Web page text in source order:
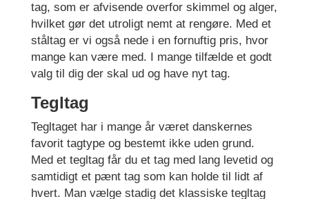
tag, som er afvisende overfor skimmel og alger,
hvilket gør det utroligt nemt at rengøre. Med et
ståltag er vi også nede i en fornuftig pris, hvor
mange kan være med. I mange tilfælde et godt
valg til dig der skal ud og have nyt tag.
Tegltag
Tegltaget har i mange år været danskernes
favorit tagtype og bestemt ikke uden grund.
Med et tegltag får du et tag med lang levetid og
samtidigt et pænt tag som kan holde til lidt af
hvert. Man vælge stadig det klassiske tegltag